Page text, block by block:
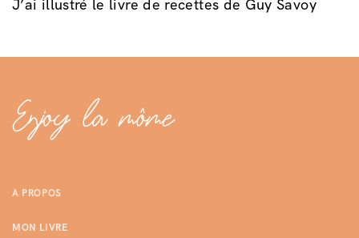
J’ai illustré le livre de recettes de Guy Savoy
A PROPOS
MON LIVRE